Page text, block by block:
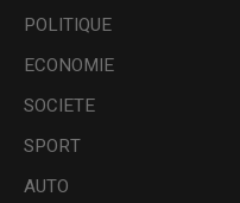
POLITIQUE
ECONOMIE
SOCIETE
SPORT
AUTO